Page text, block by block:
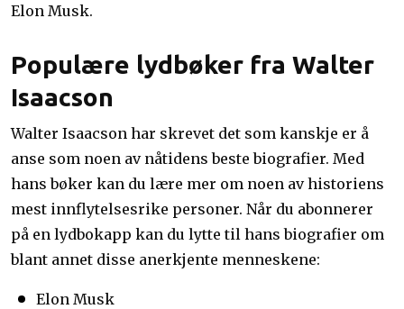
Elon Musk.
Populære lydbøker fra Walter
Isaacson
Walter Isaacson har skrevet det som kanskje er å
anse som noen av nåtidens beste biografier. Med
hans bøker kan du lære mer om noen av historiens
mest innflytelsesrike personer. Når du abonnerer
på en lydbokapp kan du lytte til hans biografier om
blant annet disse anerkjente menneskene:
Elon Musk